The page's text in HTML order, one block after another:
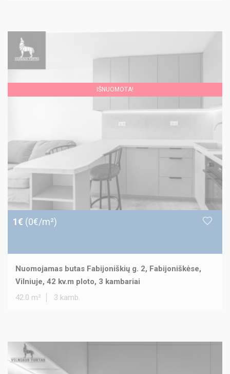
IŠNUOMOTA!
1€ (0€/m²)
Nuomojamas butas Fabijoniškių g. 2, Fabijoniškėse,
Vilniuje, 42 kv.m ploto, 3 kambariai
42.0 m²
3 kamb.